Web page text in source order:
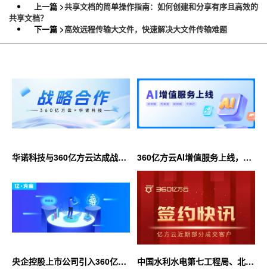
上一篇 >共享文档的简单操作指南：如何创建和分享有序且高效的
共享文档？
下一篇 >高效远程传输大文件，快速解决大文件传输难题
华诺科技与360亿方云达成战略
360亿方云AI增值服务上线，超
大限时优惠等你来！
央企控股上市公司引入360亿方
中国水利水电第七工程局、北京